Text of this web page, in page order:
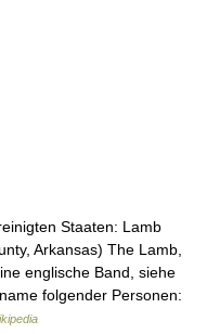
Staaten: Lamb
Arkansas) The Lamb,
englische Band, siehe
folgender Personen: